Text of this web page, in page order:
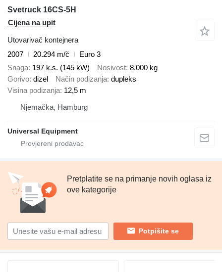
Svetruck 16CS-5H
Cijena na upit
Utovarivač kontejnera
2007
20.294 m/č
Euro 3
Snaga 197 k.s. (145 kW) Nosivost 8.000 kg
Gorivo dizel Način podizanja dupleks
Visina podizanja 12,5 m
Njemačka, Hamburg
Universal Equipment
Pretplatite se na primanje novih oglasa iz
ove kategorije
Potpišite se